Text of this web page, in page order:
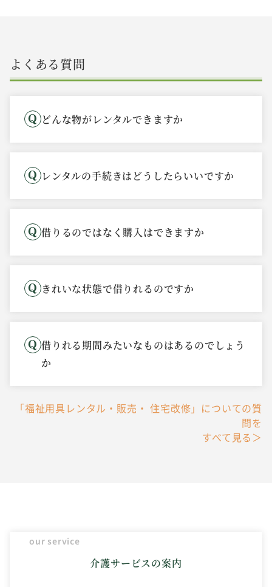
よくある質問
どんな物がレンタルできますか
レンタルの手続きはどうしたらいいですか
借りるのではなく購入はできますか
きれいな状態で借りれるのですか
借りれる期間みたいなものはあるのでしょう
か
「福祉用具レンタル・販売・ 住宅改修」についての質
問を
すべて見る＞
our service
介護サービスの案内